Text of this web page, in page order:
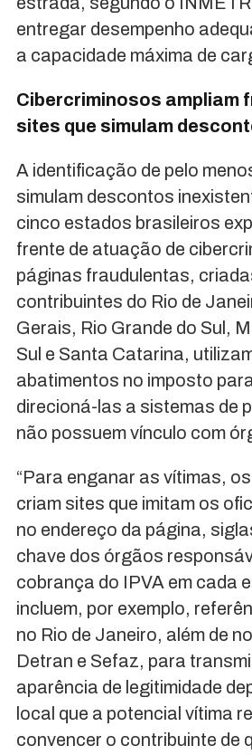
entregar desempenho
a capacidade máxima de
Cibercriminosos ampliam
sites que simulam
A identificação de pelo
simulam descontos
cinco estados brasileiros
frente de atuação de
páginas fraudulentas,
contribuintes do Rio de
Gerais, Rio Grande do Sul,
Sul e Santa Catarina,
abatimentos no imposto
direcioná-las a sistemas de
não possuem vínculo com
“Para enganar as vítimas,
criam sites que imitam os
no endereço da página,
chave dos órgãos
cobrança do IPVA em cada
incluem, por exemplo,
no Rio de Janeiro, além de
Detran e Sefaz, para
aparência de legitimidade
local que a potencial vítima
convencer o contribuinte de